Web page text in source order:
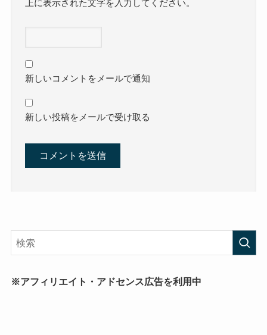
上に表示された文字を入力してください。
新しいコメントをメールで通知
新しい投稿をメールで受け取る
※アフィリエイト・アドセンス広告を利用中